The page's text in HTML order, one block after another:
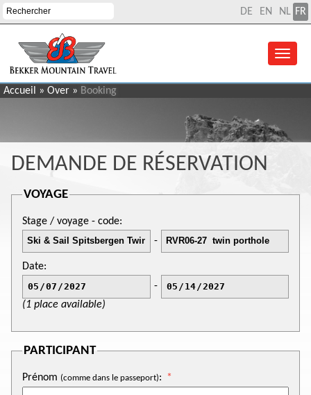
DE EN FR
NL
Accueil » Over » Booking
DEMANDE DE RÉSERVATION
VOYAGE
Stage / voyage - code:
-
Date:
-
(1 place available)
PARTICIPANT
Prénom (comme dans le passeport):